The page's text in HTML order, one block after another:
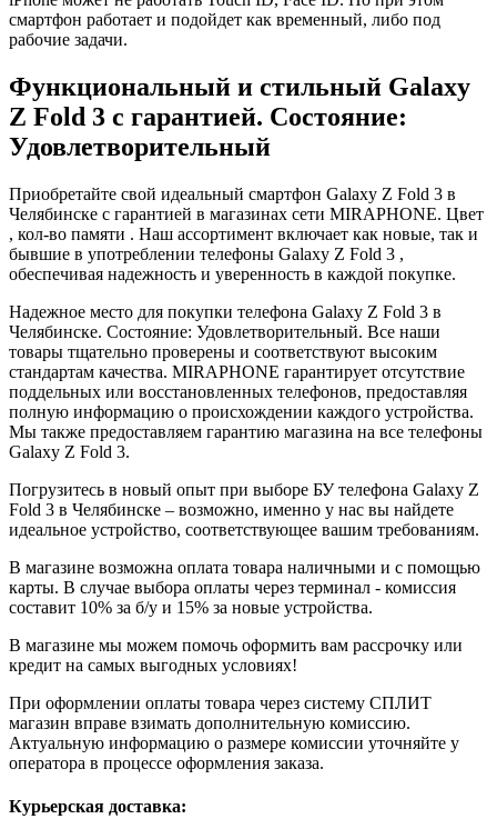
смартфон работает и подойдет как временный, либо под
рабочие задачи.
Функциональный и стильный Galaxy
Z Fold 3 с гарантией. Состояние:
Удовлетворительный
Приобретайте свой идеальный смартфон Galaxy Z Fold 3 в
Челябинске с гарантией в магазинах сети MIRAPHONE. Цвет
, кол-во памяти . Наш ассортимент включает как новые, так и
бывшие в употреблении телефоны Galaxy Z Fold 3 ,
обеспечивая надежность и уверенность в каждой покупке.
Надежное место для покупки телефона Galaxy Z Fold 3 в
Челябинске. Состояние: Удовлетворительный. Все наши
товары тщательно проверены и соответствуют высоким
стандартам качества. MIRAPHONE гарантирует отсутствие
поддельных или восстановленных телефонов, предоставляя
полную информацию о происхождении каждого устройства.
Мы также предоставляем гарантию магазина на все телефоны
Galaxy Z Fold 3.
Погрузитесь в новый опыт при выборе БУ телефона Galaxy Z
Fold 3 в Челябинске – возможно, именно у нас вы найдете
идеальное устройство, соответствующее вашим требованиям.
В магазине возможна оплата товара наличными и с помощью
карты. В случае выбора оплаты через терминал - комиссия
составит 10% за б/у и 15% за новые устройства.
В магазине мы можем помочь оформить вам рассрочку или
кредит на самых выгодных условиях!
При оформлении оплаты товара через систему СПЛИТ
магазин вправе взимать дополнительную комиссию.
Актуальную информацию о размере комиссии уточняйте у
оператора в процессе оформления заказа.
Курьерская доставка: